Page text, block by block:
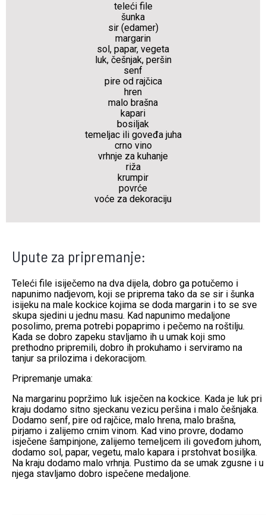
teleći file
šunka
sir (edamer)
margarin
sol, papar, vegeta
luk, češnjak, peršin
senf
pire od rajčica
hren
malo brašna
kapari
bosiljak
temeljac ili goveđa juha
crno vino
vrhnje za kuhanje
riža
krumpir
povrće
voće za dekoraciju
Upute za pripremanje:
Teleći file isiječemo na dva dijela, dobro ga potučemo i
napunimo nadjevom, koji se priprema tako da se sir i šunka
isijeku na male kockice kojima se doda margarin i to se sve
skupa sjedini u jednu masu. Kad napunimo medaljone
posolimo, prema potrebi popaprimo i pečemo na roštilju.
Kada se dobro zapeku stavljamo ih u umak koji smo
prethodno pripremili, dobro ih prokuhamo i serviramo na
tanjur sa prilozima i dekoracijom.
Pripremanje umaka:
Na margarinu popržimo luk isječen na kockice. Kada je luk pri
kraju dodamo sitno sjeckanu vezicu peršina i malo češnjaka.
Dodamo senf, pire od rajčice, malo hrena, malo brašna,
pirjamo i zalijemo crnim vinom. Kad vino provre, dodamo
isječene šampinjone, zalijemo temeljcem ili goveđom juhom,
dodamo sol, papar, vegetu, malo kapara i prstohvat bosiljka.
Na kraju dodamo malo vrhnja. Pustimo da se umak zgusne i u
njega stavljamo dobro ispečene medaljone.